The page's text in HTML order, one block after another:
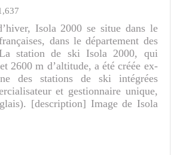
Isola 2000 se situe dans le
dans le département des
station de ski Isola 2000, qui
2600 m d’altitude, a été créée ex-
des stations de ski intégrées
et gestionnaire unique,
[description] Image de Isola